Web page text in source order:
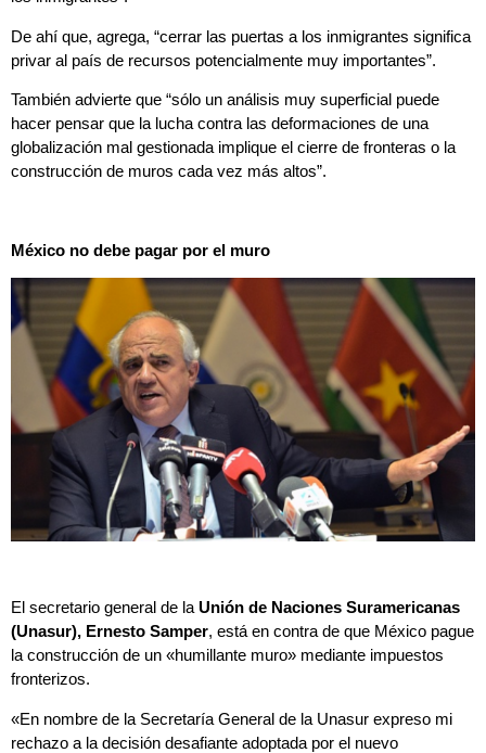
De ahí que, agrega, “cerrar las puertas a los inmigrantes significa
privar al país de recursos potencialmente muy importantes”.
También advierte que “sólo un análisis muy superficial puede
hacer pensar que la lucha contra las deformaciones de una
globalización mal gestionada implique el cierre de fronteras o la
construcción de muros cada vez más altos”.
México no debe pagar por el muro
El secretario general de laUnión de Naciones Suramericanas
(Unasur), Ernesto Samper, está en contra de que México pague
la construcción de un «humillante muro» mediante impuestos
fronterizos.
«En nombre de la Secretaría General de la Unasur expreso mi
rechazo a la decisión desafiante adoptada por el nuevo